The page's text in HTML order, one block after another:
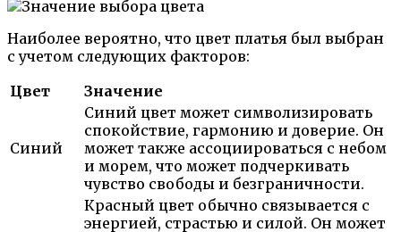
Наиболее вероятно, что цвет платья был выбран
с учетом следующих факторов:
Цвет
Значение
Синий
Синий цвет может символизировать
спокойствие, гармонию и доверие. Он
может также ассоциироваться с небом
и морем, что может подчеркивать
чувство свободы и безграничности.
Красный цвет обычно связывается с
энергией, страстью и силой. Он может